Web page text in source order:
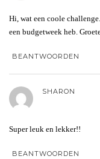
Hi, wat een coole
een budgetweek heb.
BEANTWOORDEN
SHARON
Super leuk en lekker!!
BEANTWOORDEN